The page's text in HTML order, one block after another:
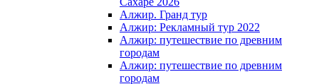
Алжир. Гранд тур
Алжир: Рекламный тур 2022
Алжир: путешествие по древним
городам
Алжир: путешествие по древним
городам